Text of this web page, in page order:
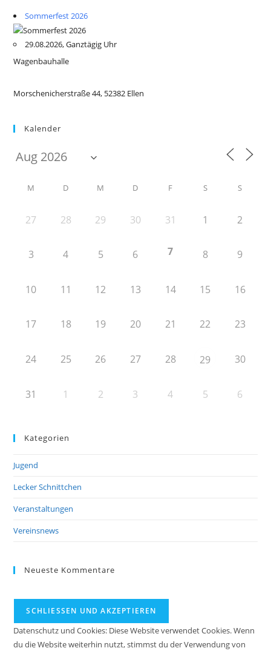
Sommerfest 2026
29.08.2026, Ganztägig Uhr
Wagenbauhalle
Morschenicherstraße 44, 52382 Ellen
Kalender
M D M D F S S
27 28 29 30 31 1 2
3 4 5 6 7 8 9
10 11 12 13 14 15 16
17 18 19 20 21 22 23
24 25 26 27 28 29 30
31 1 2 3 4 5 6
Kategorien
Jugend
Lecker Schnittchen
Veranstaltungen
Vereinsnews
Neueste Kommentare
Datenschutz und Cookies: Diese Website verwendet Cookies. Wenn
du die Website weiterhin nutzt, stimmst du der Verwendung von